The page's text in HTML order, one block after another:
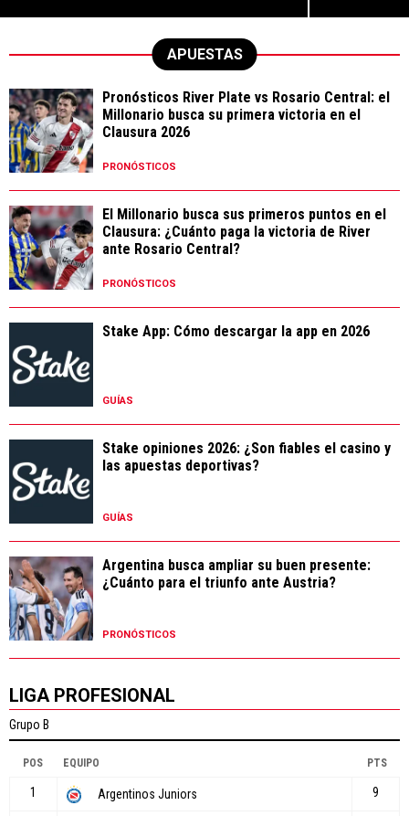
APUESTAS
Pronósticos River Plate vs Rosario Central: el
Millonario busca su primera victoria en el
Clausura 2026
PRONÓSTICOS
El Millonario busca sus primeros puntos en el
Clausura: ¿Cuánto paga la victoria de River
ante Rosario Central?
PRONÓSTICOS
Stake App: Cómo descargar la app en 2026
GUÍAS
Stake opiniones 2026: ¿Son fiables el casino y
las apuestas deportivas?
GUÍAS
Argentina busca ampliar su buen presente:
¿Cuánto para el triunfo ante Austria?
PRONÓSTICOS
LIGA PROFESIONAL